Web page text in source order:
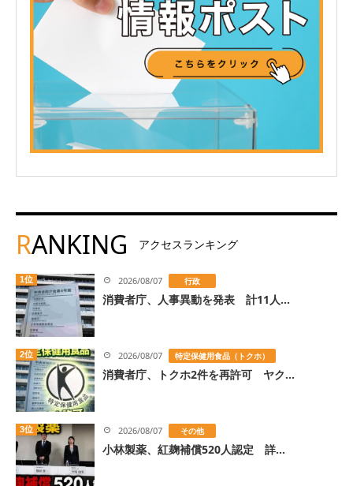
RANKING アクセスランキング
1位 2026/08/07 行政
消費者庁、人事異動を発表 計11人...
2位 2026/08/07 特定保健用食品（トクホ）
消費者庁、トクホ2件を再許可 ヤク...
3位 2026/08/07 その他
小林製薬、紅麹補償520人認定 詳...